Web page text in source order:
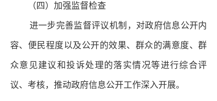
（四）加强监督检查
进一步完善监督评议机制，对政府信息公开内
容、便民程度以及公开的效果、群众的满意度、群
众意见建议和投诉处理的落实情况等进行综合评
议、考核，推动政府信息公开工作深入开展。